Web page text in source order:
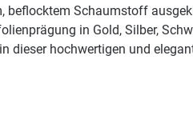
Schaumstoff
in Gold, Silber,
hochwertigen und